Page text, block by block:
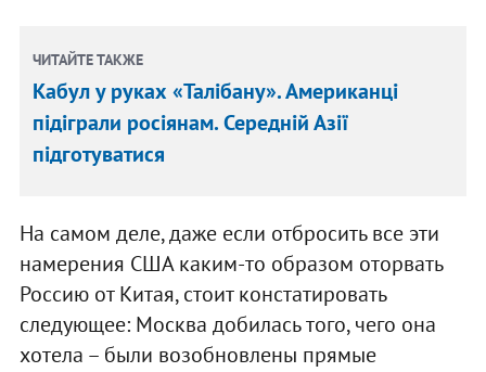
ЧИТАЙТЕ ТАКЖЕ
Кабул у руках «Талібану». Американці
підіграли росіянам. Середній Азії
підготуватися
На самом деле, даже если отбросить все эти
намерения США каким-то образом оторвать
Россию от Китая, стоит констатировать
следующее: Москва добилась того, чего она
хотела – были возобновлены прямые